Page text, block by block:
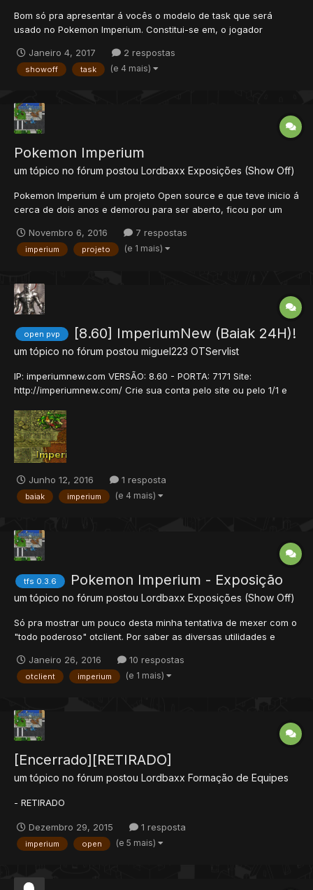
Bom só pra apresentar á vocês o modelo de task que será
usado no Pokemon Imperium. Constitui-se em, o jogador
após a entrega destes itens, o NPC dará uma quantidade de
EXP ao jogador e ativará a quest de determinado pokemon (e...
Janeiro 4, 2017 2 respostas
showoff task (e 4 mais)
Pokemon Imperium
um tópico no fórum postou Lordbaxx Exposições (Show Off)
Pokemon Imperium é um projeto Open source e que teve inicio á
cerca de dois anos e demorou para ser aberto, ficou por um
de estrutura pessoal, a equipe e quem conhece o projeto sabe
que é um dos mais completos no quesito trabalhado e de...
Novembro 6, 2016 7 respostas
imperium projeto (e 1 mais)
open pvp [8.60] ImperiumNew (Baiak 24H)!
um tópico no fórum postou miguel223 OTServlist
IP: imperiumnew.com VERSÃO: 8.60 - PORTA: 7171 Site:
http://imperiumnew.com/ Crie sua conta pelo site ou pelo 1/1 e
Capture the Flag, Castle 24H, War of Emperium e outros! Com
muito RPG e até mesmo com NPC vendedor de quase todos os
i...
Junho 12, 2016 1 resposta
baiak imperium (e 4 mais)
tfs 0.3.6 Pokemon Imperium - Exposição
um tópico no fórum postou Lordbaxx Exposições (Show Off)
Só pra mostrar um pouco desta minha tentativa de mexer com o
"todo poderoso" otclient. Por saber as diversas utilidades e
criar novidades utilizando os seus módulos e sources. - Versão
utilizada 0.6.7 Por agora irei mostrar s...
Janeiro 26, 2016 10 respostas
otclient imperium (e 1 mais)
[Encerrado][RETIRADO]
um tópico no fórum postou Lordbaxx Formação de Equipes
- RETIRADO
Dezembro 29, 2015 1 resposta
imperium open (e 5 mais)